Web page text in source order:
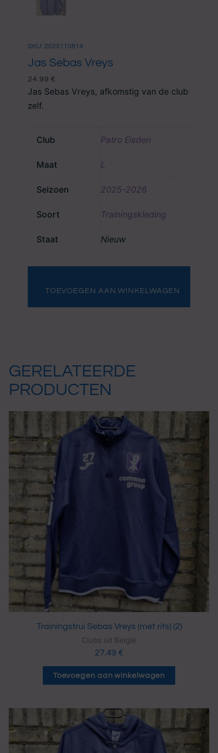
SKU: 2025110814
Jas Sebas Vreys
24.99 €
Jas Sebas Vreys, afkomstig van de club
zelf.
Club Patro Eisden
Maat L
Seizoen 2025-2026
Soort Trainingskleding
Staat Nieuw
VreysTOEVOEGEN AAN WINKELWAGEN
GERELATEERDE
PRODUCTEN
Trainingstrui Sebas Vreys (met rits) (2)
Clubs uit België
27.49 €
Toevoegen aan winkelwagen